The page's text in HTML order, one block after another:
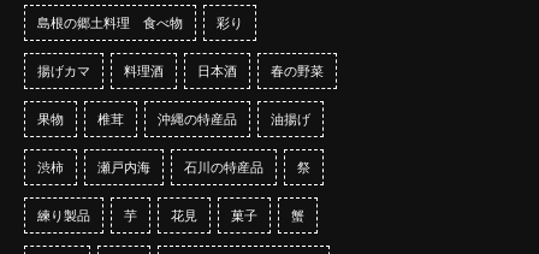
島根の郷土料理 食べ物 彩り
揚げカマ 料理酒 日本酒 春の野菜
果物 椎茸 沖縄の特産品 油揚げ
渋柿 瀬戸内海 石川の特産品 祭
練り製品 芋 花見 菓子 蟹